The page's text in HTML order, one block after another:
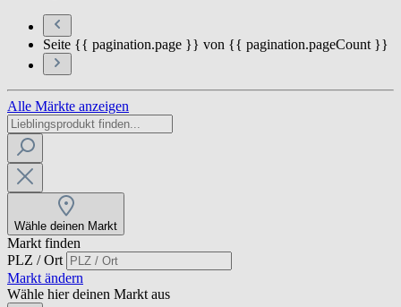
Seite {{ pagination.page }} von {{ pagination.pageCount }}
Alle Märkte anzeigen
Wähle deinen Markt
Markt finden
PLZ / Ort
Markt ändern
Wähle hier deinen Markt aus